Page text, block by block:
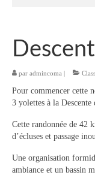
Nos
Historique
Plan
Le bureau
Actualités
par admincoma |
Pour commencer cette
3 yolettes à la Descente
Cette randonnée de 42
d’écluses et passage
Une organisation
ambiance et un bassin